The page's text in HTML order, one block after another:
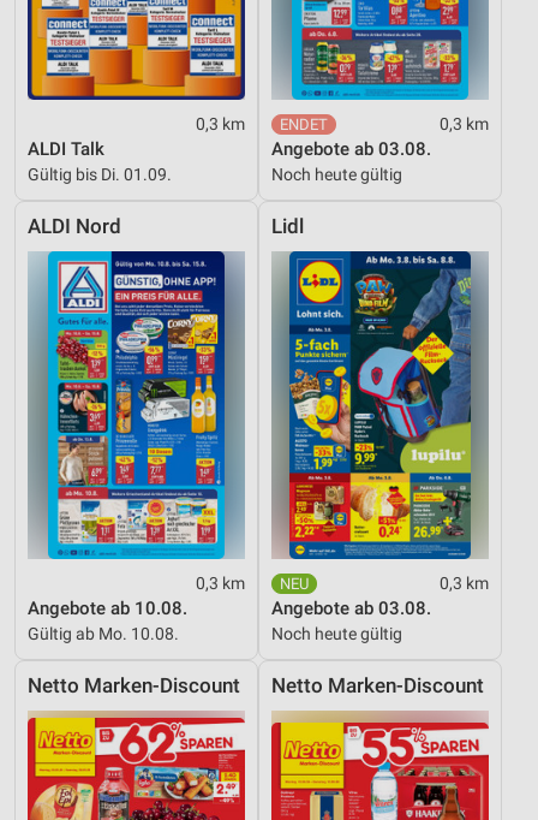
0,3 km
ALDI Talk
Gültig bis Di. 01.09.
0,3 km
Angebote ab 03.08.
Noch heute gültig
ALDI Nord
0,3 km
Angebote ab 10.08.
Gültig ab Mo. 10.08.
Lidl
0,3 km
Angebote ab 03.08.
Noch heute gültig
Netto Marken-Discount Netto Marken-Discount